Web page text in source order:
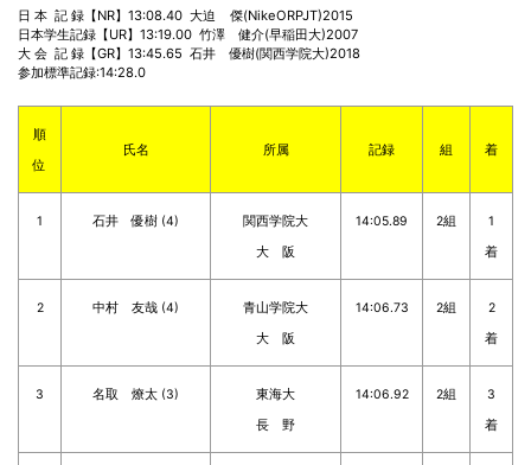
日 本  記 録【NR】13:08.40  大迫    傑(NikeORPJT)2015
日本学生記録【UR】13:19.00  竹澤　健介(早稲田大)2007
大 会  記 録【GR】13:45.65  石井　優樹(関西学院大)2018
参加標準記録:14:28.0
順
位
氏名 所属 記録 組 着
1 石井 優樹 (4)
関西学院大
大 阪
14:05.89 2組
1
着
2 中村 友哉 (4)
青山学院大
大 阪
14:06.73 2組
2
着
3 名取 燎太 (3)
東海大
長 野
14:06.92 2組
3
着